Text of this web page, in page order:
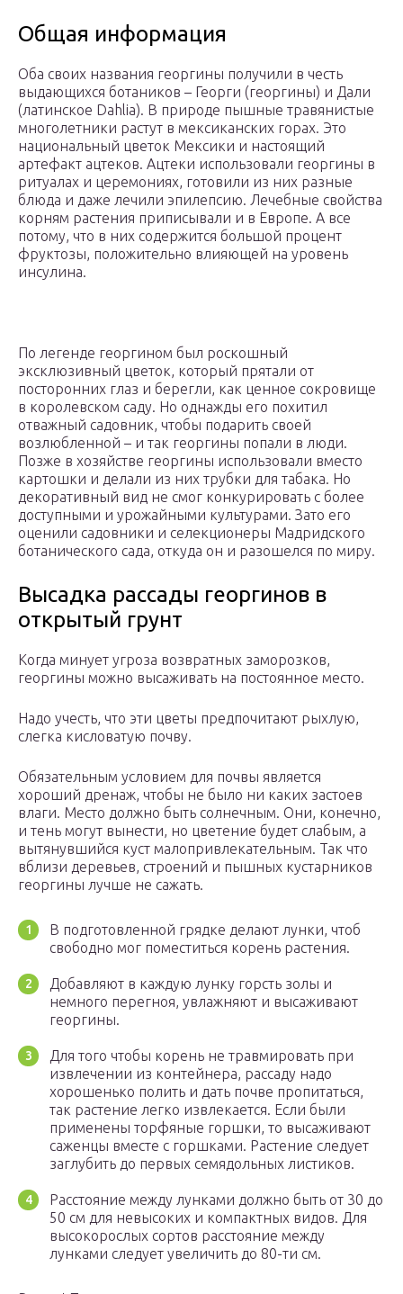
Общая информация
Оба своих названия георгины получили в честь
выдающихся ботаников – Георги (георгины) и Дали
(латинское Dahlia). В природе пышные травянистые
многолетники растут в мексиканских горах. Это
национальный цветок Мексики и настоящий
артефакт ацтеков. Ацтеки использовали георгины в
ритуалах и церемониях, готовили из них разные
блюда и даже лечили эпилепсию. Лечебные свойства
корням растения приписывали и в Европе. А все
потому, что в них содержится большой процент
фруктозы, положительно влияющей на уровень
инсулина.
По легенде георгином был роскошный
эксклюзивный цветок, который прятали от
посторонних глаз и берегли, как ценное сокровище
в королевском саду. Но однажды его похитил
отважный садовник, чтобы подарить своей
возлюбленной – и так георгины попали в люди.
Позже в хозяйстве георгины использовали вместо
картошки и делали из них трубки для табака. Но
декоративный вид не смог конкурировать с более
доступными и урожайными культурами. Зато его
оценили садовники и селекционеры Мадридского
ботанического сада, откуда он и разошелся по миру.
Высадка рассады георгинов в
открытый грунт
Когда минует угроза возвратных заморозков,
георгины можно высаживать на постоянное место.
Надо учесть, что эти цветы предпочитают рыхлую,
слегка кисловатую почву.
Обязательным условием для почвы является
хороший дренаж, чтобы не было ни каких застоев
влаги. Место должно быть солнечным. Они, конечно,
и тень могут вынести, но цветение будет слабым, а
вытянувшийся куст малопривлекательным. Так что
вблизи деревьев, строений и пышных кустарников
георгины лучше не сажать.
В подготовленной грядке делают лунки, чтоб
свободно мог поместиться корень растения.
Добавляют в каждую лунку горсть золы и
немного перегноя, увлажняют и высаживают
георгины.
Для того чтобы корень не травмировать при
извлечении из контейнера, рассаду надо
хорошенько полить и дать почве пропитаться,
так растение легко извлекается. Если были
применены торфяные горшки, то высаживают
саженцы вместе с горшками. Растение следует
заглубить до первых семядольных листиков.
Расстояние между лунками должно быть от 30 до
50 см для невысоких и компактных видов. Для
высокорослых сортов расстояние между
лунками следует увеличить до 80-ти см.